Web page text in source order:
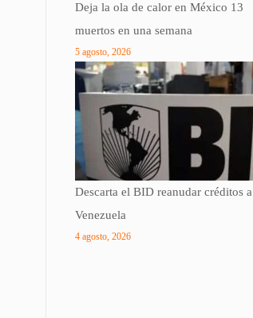
Deja la ola de calor en México 13
muertos en una semana
5 agosto, 2026
Descarta el BID reanudar créditos a
Venezuela
4 agosto, 2026